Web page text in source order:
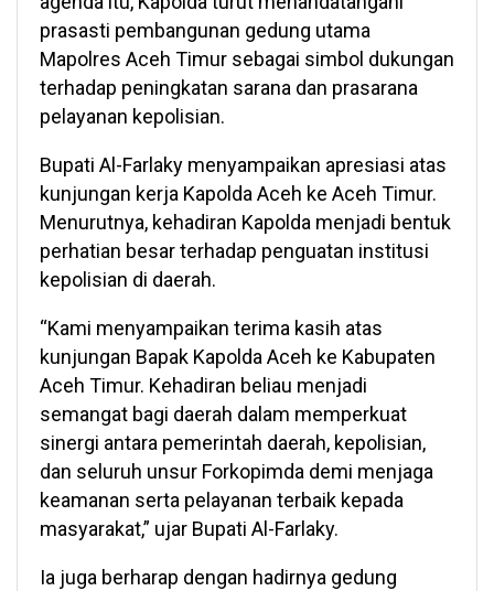
prasasti pembangunan gedung utama
Mapolres Aceh Timur sebagai simbol dukungan
terhadap peningkatan sarana dan prasarana
pelayanan kepolisian.
Bupati Al-Farlaky menyampaikan apresiasi atas
kunjungan kerja Kapolda Aceh ke Aceh Timur.
Menurutnya, kehadiran Kapolda menjadi bentuk
perhatian besar terhadap penguatan institusi
kepolisian di daerah.
“Kami menyampaikan terima kasih atas
kunjungan Bapak Kapolda Aceh ke Kabupaten
Aceh Timur. Kehadiran beliau menjadi
semangat bagi daerah dalam memperkuat
sinergi antara pemerintah daerah, kepolisian,
dan seluruh unsur Forkopimda demi menjaga
keamanan serta pelayanan terbaik kepada
masyarakat,” ujar Bupati Al-Farlaky.
Ia juga berharap dengan hadirnya gedung